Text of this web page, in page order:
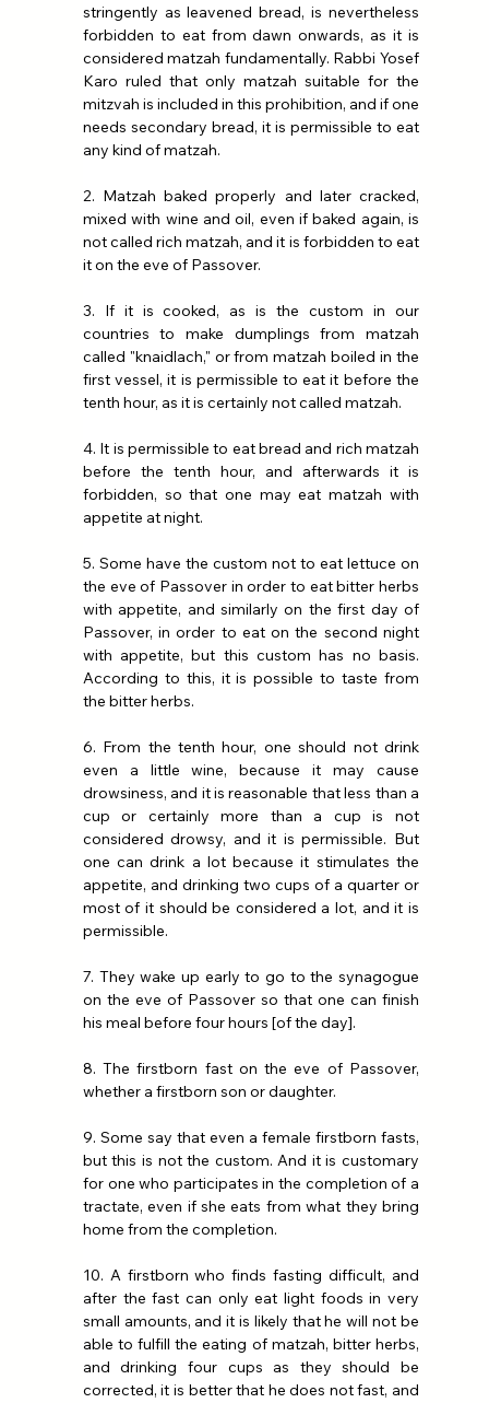
stringently as leavened bread, is nevertheless
forbidden to eat from dawn onwards, as it is
considered matzah fundamentally. Rabbi Yosef
Karo ruled that only matzah suitable for the
mitzvah is included in this prohibition, and if one
needs secondary bread, it is permissible to eat
any kind of matzah.
2. Matzah baked properly and later cracked,
mixed with wine and oil, even if baked again, is
not called rich matzah, and it is forbidden to eat
it on the eve of Passover.
3. If it is cooked, as is the custom in our
countries to make dumplings from matzah
called "knaidlach," or from matzah boiled in the
first vessel, it is permissible to eat it before the
tenth hour, as it is certainly not called matzah.
4. It is permissible to eat bread and rich matzah
before the tenth hour, and afterwards it is
forbidden, so that one may eat matzah with
appetite at night.
5. Some have the custom not to eat lettuce on
the eve of Passover in order to eat bitter herbs
with appetite, and similarly on the first day of
Passover, in order to eat on the second night
with appetite, but this custom has no basis.
According to this, it is possible to taste from
the bitter herbs.
6. From the tenth hour, one should not drink
even a little wine, because it may cause
drowsiness, and it is reasonable that less than a
cup or certainly more than a cup is not
considered drowsy, and it is permissible. But
one can drink a lot because it stimulates the
appetite, and drinking two cups of a quarter or
most of it should be considered a lot, and it is
permissible.
7. They wake up early to go to the synagogue
on the eve of Passover so that one can finish
his meal before four hours [of the day].
8. The firstborn fast on the eve of Passover,
whether a firstborn son or daughter.
9. Some say that even a female firstborn fasts,
but this is not the custom. And it is customary
for one who participates in the completion of a
tractate, even if she eats from what they bring
home from the completion.
10. A firstborn who finds fasting difficult, and
after the fast can only eat light foods in very
small amounts, and it is likely that he will not be
able to fulfill the eating of matzah, bitter herbs,
and drinking four cups as they should be
corrected, it is better that he does not fast, and